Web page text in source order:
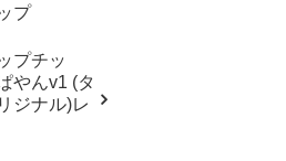
プ
プチッ
やんv1 (タ
ジナル)レ